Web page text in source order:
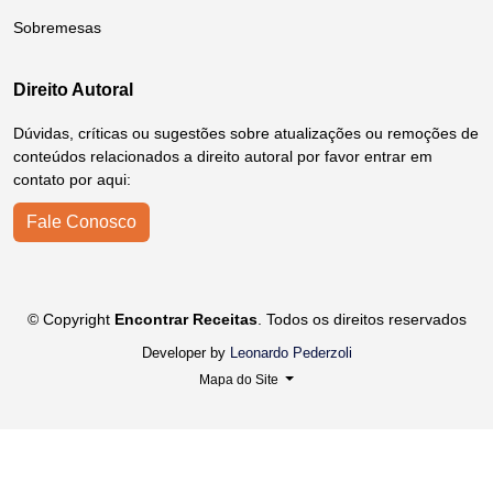
Sobremesas
Direito Autoral
Dúvidas, críticas ou sugestões sobre atualizações ou remoções de
conteúdos relacionados a direito autoral por favor entrar em
contato por aqui:
Fale Conosco
© Copyright Encontrar Receitas. Todos os direitos reservados
Developer by Leonardo Pederzoli
Mapa do Site